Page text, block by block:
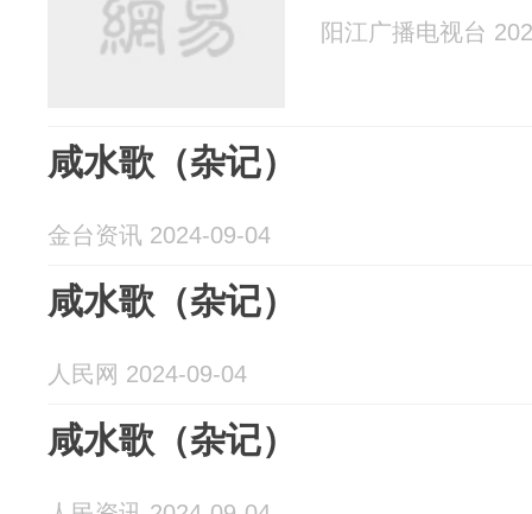
阳江广播电视台
咸水歌（杂记）
金台资讯 2024-09-04
咸水歌（杂记）
人民网 2024-09-04
咸水歌（杂记）